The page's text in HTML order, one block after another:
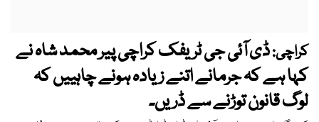
کراچی:ڈی آئی جی ٹریفک کراچی پیر محمد شاہ نے
کہا ہے کہ جرمانے اتنے زیادہ ہونے چاہییں کہ
لوگ قانون توڑنے سے ڈریں۔